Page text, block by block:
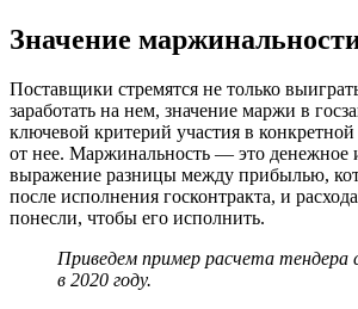
Значение
Поставщики стремятся не только
заработать на нем, значение маржи в
ключевой критерий участия в конкретной
от нее. Маржинальность — это денежное
выражение разницы между прибылью,
после исполнения госконтракта, и
понесли, чтобы его исполнить.
Приведем пример расчета
в 2020 году.